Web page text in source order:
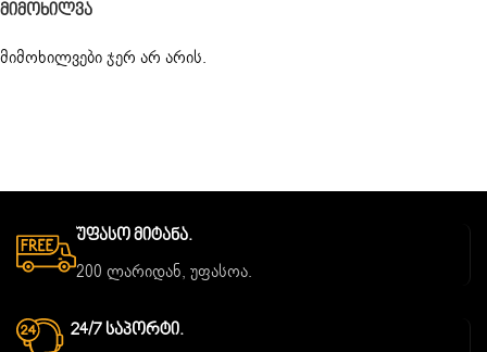
Მიმოხილვა
მიმოხილვები ჯერ არ არის.
Უფასო Მიტანა.
200 ლარიდან, უფასოა.
24/7 Საპორტი.